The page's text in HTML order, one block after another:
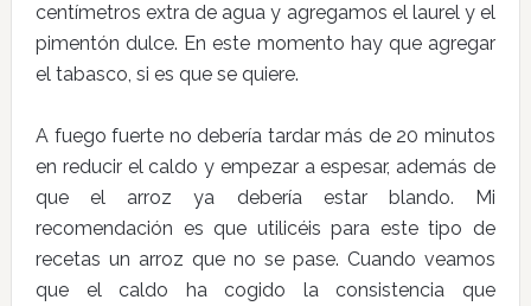
centímetros extra de agua y agregamos el laurel y el
pimentón dulce. En este momento hay que agregar
el tabasco, si es que se quiere.
A fuego fuerte no debería tardar más de 20 minutos
en reducir el caldo y empezar a espesar, además de
que el arroz ya debería estar blando. Mi
recomendación es que utilicéis para este tipo de
recetas un arroz que no se pase. Cuando veamos
que el caldo ha cogido la consistencia que